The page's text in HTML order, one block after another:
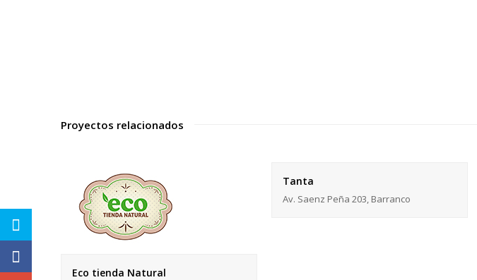
Proyectos relacionados
Eco tienda Natural
Tanta
Av. Saenz Peña 203, Barranco